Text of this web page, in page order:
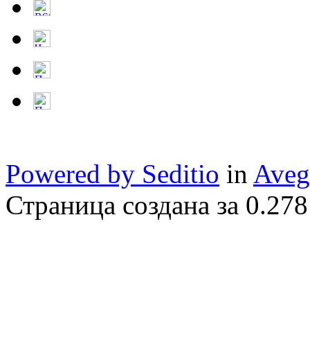
Powered by Seditio in
Страница создана за